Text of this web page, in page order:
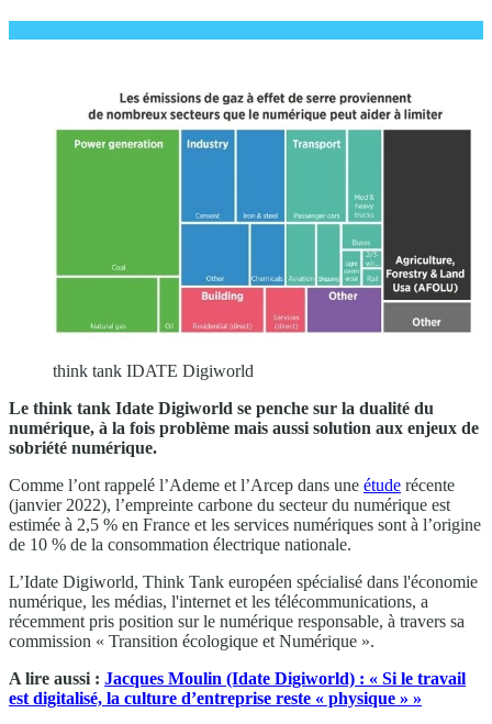
think tank IDATE Digiworld
Le think tank Idate Digiworld se penche sur la dualité du
numérique, à la fois problème mais aussi solution aux enjeux de
sobriété numérique.
Comme l’ont rappelé l’Ademe et l’Arcep dans une étude récente
(janvier 2022), l’empreinte carbone du secteur du numérique est
estimée à 2,5 % en France et les services numériques sont à l’origine
de 10 % de la consommation électrique nationale.
L’Idate Digiworld, Think Tank européen spécialisé dans l'économie
numérique, les médias, l'internet et les télécommunications, a
récemment pris position sur le numérique responsable, à travers sa
commission « Transition écologique et Numérique ».
A lire aussi : Jacques Moulin (Idate Digiworld) : « Si le travail
est digitalisé, la culture d’entreprise reste « physique » »